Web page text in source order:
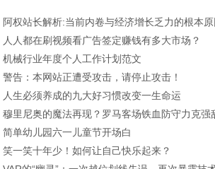
阿权站长解析:当前内卷与经济增长乏力的根本原
人人都在刷视频看广告签定赚钱有多大市场？
机械行业年度个人工作计划范文
警告：本网站正遭受攻击，请停止攻击！
人生必须养成的九大好习惯改变一生命运
穆里尼奥的魔法再现？罗马客场铁血防守力克强
简单幼儿园六一儿童节开场白
笑一笑十年少！如何让自己快乐起来？